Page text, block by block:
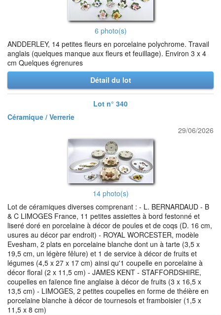
6 photo(s)
ANDDERLEY, 14 petites fleurs en porcelaine polychrome. Travail
anglais (quelques manque aux fleurs et feuillage). Environ 3 x 4
cm Quelques égrenures
Détail du lot
Lot n° 340
Céramique / Verrerie
29/06/2026
14 photo(s)
Lot de céramiques diverses comprenant : - L. BERNARDAUD - B
& C LIMOGES France, 11 petites assiettes à bord festonné et
liseré doré en porcelaine à décor de poules et de coqs (D. 16 cm,
usures au décor par endroit) - ROYAL WORCESTER, modèle
Evesham, 2 plats en porcelaine blanche dont un à tarte (3,5 x
19,5 cm, un légère fêlure) et 1 de service à décor de fruits et
légumes (4,5 x 27 x 17 cm) ainsi qu'1 coupelle en porcelaine à
décor floral (2 x 11,5 cm) - JAMES KENT - STAFFORDSHIRE,
coupelles en faïence fine anglaise à décor de fruits (3 x 16,5 x
13,5 cm) - LIMOGES, 2 petites coupelles en forme de théière en
porcelaine blanche à décor de tournesols et framboisier (1,5 x
11,5 x 8 cm)